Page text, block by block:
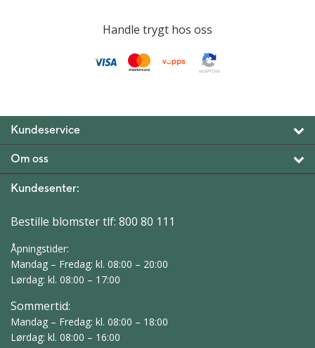
Handle trygt hos oss
Kundeservice
Om oss
Kundesenter:
Bestille blomster tlf: 800 80 111
Åpningstider:
Mandag – Fredag: kl. 08:00 – 20:00
Lørdag: kl. 08:00 – 17:00
Sommertid:
Mandag – Fredag: kl. 08:00 – 18:00
Lørdag: kl. 08:00 – 16:00